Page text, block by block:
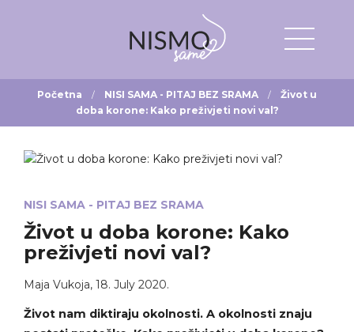
Početna NISI SAMA - PITAJ BEZ SRAMA
Život u
doba korone: Kako preživjeti novi val?
NISI SAMA - PITAJ BEZ SRAMA
Život u doba korone: Kako
preživjeti novi val?
Maja Vukoja, 18. July 2020.
Život nam diktiraju okolnosti. A okolnosti znaju